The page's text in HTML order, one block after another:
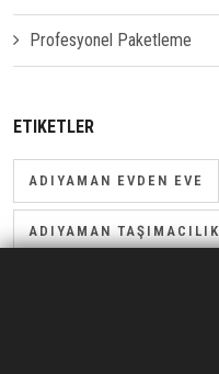
Profesyonel Paketleme
ETIKETLER
ADIYAMAN EVDEN EVE
ADIYAMAN TAŞIMACILIK